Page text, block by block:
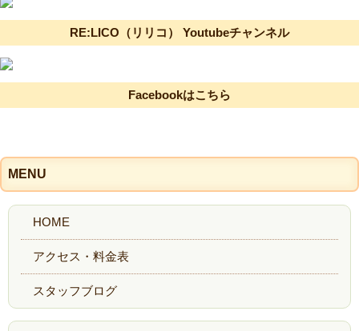
RE:LICO（リリコ） Youtubeチャンネル
Facebookはこちら
MENU